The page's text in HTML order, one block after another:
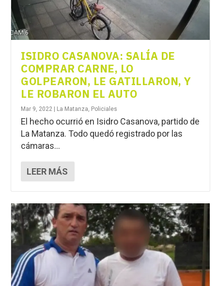
ISIDRO CASANOVA: SALÍA DE
COMPRAR CARNE, LO
GOLPEARON, LE GATILLARON, Y
LE ROBARON EL AUTO
Mar 9, 2022 | La Matanza, Policiales
El hecho ocurrió en Isidro Casanova, partido de
La Matanza. Todo quedó registrado por las
cámaras...
LEER MÁS